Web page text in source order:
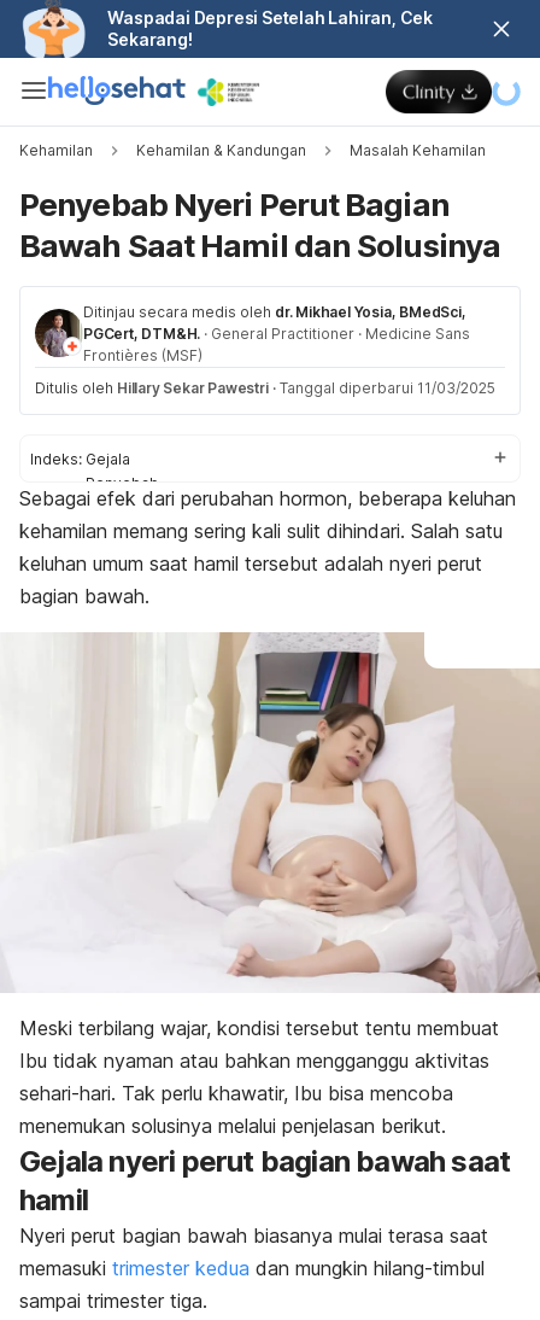
Waspadai Depresi Setelah Lahiran, Cek
Sekarang!
Kehamilan Kehamilan & Kandungan Masalah Kehamilan
Penyebab Nyeri Perut Bagian
Bawah Saat Hamil dan Solusinya
Ditinjau secara medis oleh dr. Mikhael Yosia, BMedSci,
PGCert, DTM&H. · General Practitioner · Medicine Sans
Frontières (MSF)
Ditulis oleh Hillary Sekar Pawestri · Tanggal diperbarui 11/03/2025
Indeks: Gejala
Penyebab
Diagnosis
Pengobatan
Sebagai efek dari perubahan hormon, beberapa keluhan
kehamilan memang sering kali sulit dihindari. Salah satu
keluhan umum saat hamil tersebut adalah nyeri perut
bagian bawah.
Meski terbilang wajar, kondisi tersebut tentu membuat
Ibu tidak nyaman atau bahkan mengganggu aktivitas
sehari-hari. Tak perlu khawatir, Ibu bisa mencoba
menemukan solusinya melalui penjelasan berikut.
Gejala nyeri perut bagian bawah saat
hamil
Nyeri perut bagian bawah biasanya mulai terasa saat
memasuki trimester kedua dan mungkin hilang-timbul
sampai trimester tiga.